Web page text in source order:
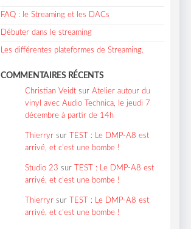
FAQ : le Streaming et les DACs
Débuter dans le streaming
Les différentes plateformes de Streaming.
COMMENTAIRES RÉCENTS
Christian Veidt surAtelier autour du
vinyl avec Audio Technica, le jeudi 7
décembre à partir de 14h
Thierryr sur
TEST : Le DMP-A8 est
arrivé, et c’est une bombe !
Studio 23 sur
TEST : Le DMP-A8 est
arrivé, et c’est une bombe !
Thierryr sur
TEST : Le DMP-A8 est
arrivé, et c’est une bombe !